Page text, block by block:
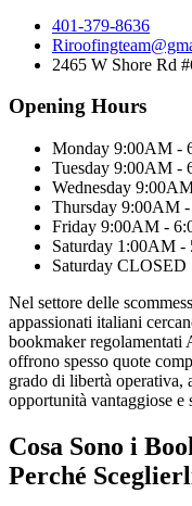
401-379-8636
2465 W Shore Rd
Opening Hours
Monday 9:00AM -
Tuesday 9:00AM -
Wednesday
Thursday 9:00AM
Friday 9:00AM -
Saturday 1:00AM -
Saturday CLOSED
Nel settore delle
appassionati italiani
bookmaker
offrono spesso quote
grado di libertà operativa,
opportunità vantaggiose
Cosa Sono i
Perché